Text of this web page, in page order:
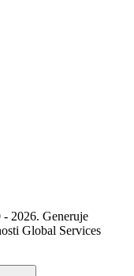
2026. Generuje
Global Services